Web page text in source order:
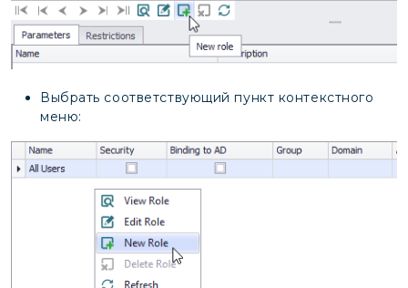
Выбрать соответствующий пункт контекстного
меню: